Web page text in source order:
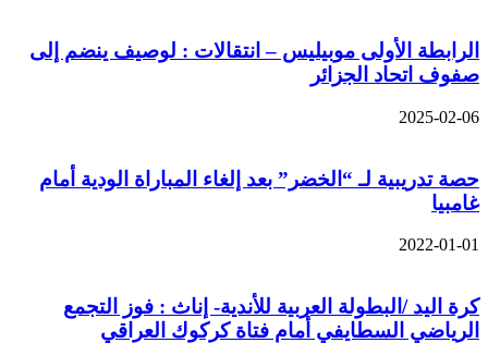
الرابطة الأولى موبيليس – انتقالات : لوصيف ينضم إلى
صفوف اتحاد الجزائر
2025-02-06
حصة تدريبية لـ “الخضر” بعد إلغاء المباراة الودية أمام
غامبيا
2022-01-01
كرة اليد /البطولة العربية للأندية- إناث : فوز التجمع
الرياضي السطايفي أمام فتاة كركوك العراقي